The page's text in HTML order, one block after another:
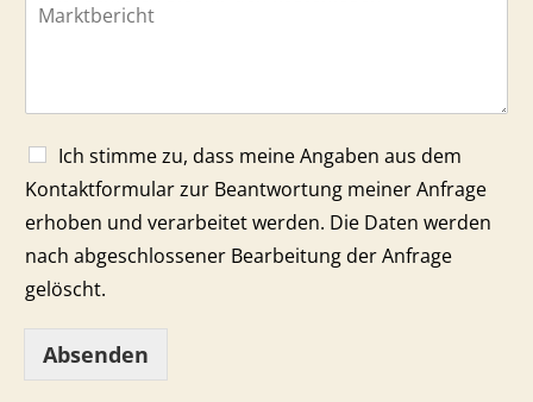
Ich stimme zu, dass meine Angaben aus dem
Kontaktformular zur Beantwortung meiner Anfrage
erhoben und verarbeitet werden. Die Daten werden
nach abgeschlossener Bearbeitung der Anfrage
gelöscht.
Absenden